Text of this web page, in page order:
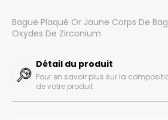
Bague Plaqué Or Jaune Corps De
Oxydes De Zirconium
Détail du produit
Pour en savoir plus sur la
de votre produit